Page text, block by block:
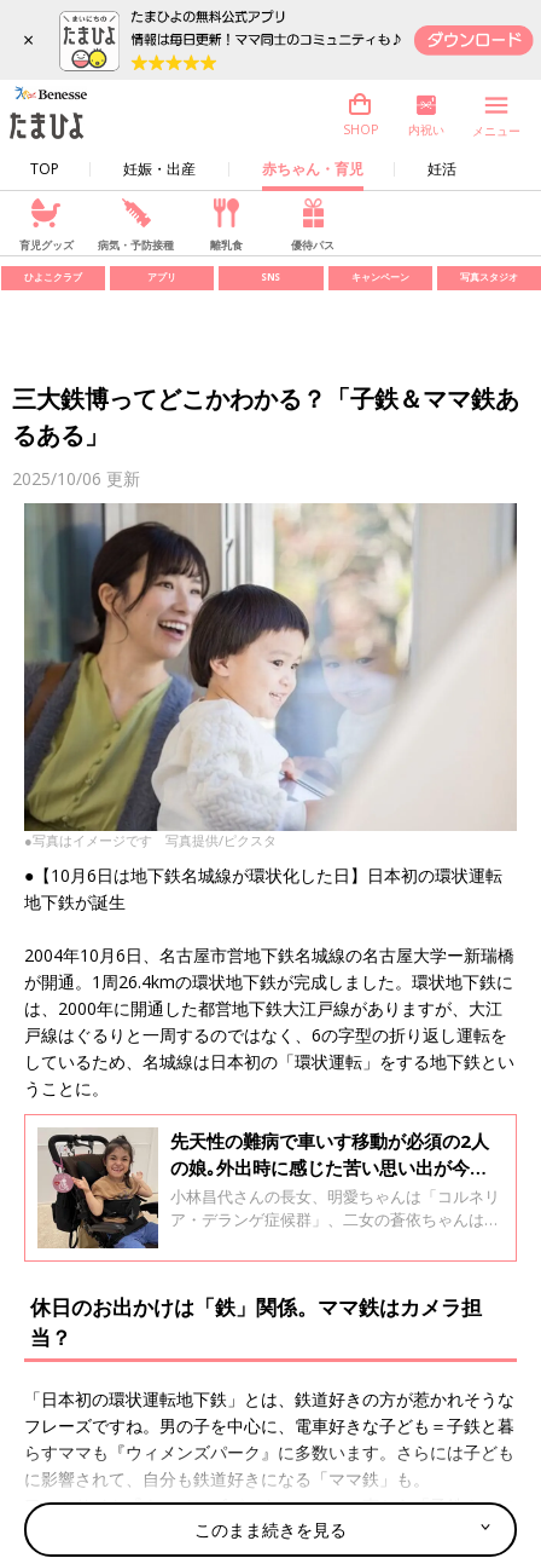
×
TOP 妊娠・出産 赤ちゃん・育児 妊活
SHOP 内祝い メニュー
育児グッズ 病気・予防接種 離乳食 優待パス
ひよこクラブ アプリ SNS キャンペーン 写真スタジオ
三大鉄博ってどこかわかる？「子鉄＆ママ鉄あ
るある」
2025/10/06 更新
●写真はイメージです 写真提供/ピクスタ
●【10月6日は地下鉄名城線が環状化した日】日本初の環状運転
地下鉄が誕生
2004年10月6日、名古屋市営地下鉄名城線の名古屋大学ー新瑞橋
が開通。1周26.4kmの環状地下鉄が完成しました。環状地下鉄に
は、2000年に開通した都営地下鉄大江戸線がありますが、大江
戸線はぐるりと一周するのではなく、6の字型の折り返し運転を
しているため、名城線は日本初の「環状運転」をする地下鉄とい
うことに。
先天性の難病で車いす移動が必須の2人
の娘｡外出時に感じた苦い思い出が今の
活動の原点【体験談】
小林昌代さんの長女、明愛ちゃんは「コルネリ
ア・デランゲ症候群」、二女の蒼依ちゃんは、
人とも移動には子ども用車いすを使っていま
り、広める活動を行っています。全3回のイン
との生活や、昌代さんが行っている活動につい
休日のお出かけは「鉄」関係。ママ鉄はカメラ担
当？
「日本初の環状運転地下鉄」とは、鉄道好きの方が惹かれそうな
フレーズですね。男の子を中心に、電車好きな子ども＝子鉄と暮
らすママも『ウィメンズパーク』に多数います。さらには子ども
に影響されて、自分も鉄道好きになる「ママ鉄」も。
口コミサイト『ウィメンズパーク』のママの声から「子鉄＆ママ
鉄あるある」を集めてみました。
このまま続きを見る